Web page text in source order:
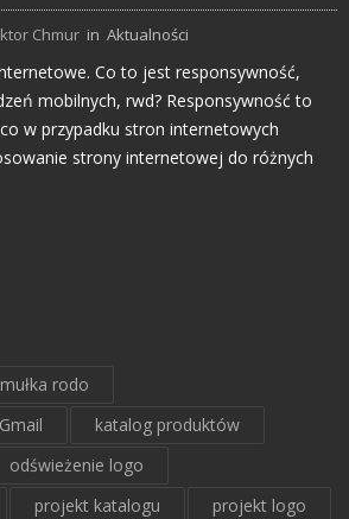
Chmur in Aktualności
Co to jest responsywność,
mobilnych, rwd? Responsywność to
w przypadku stron internetowych
strony internetowej do różnych
rodo
katalog produktów
odświeżenie logo
projekt katalogu projekt logo